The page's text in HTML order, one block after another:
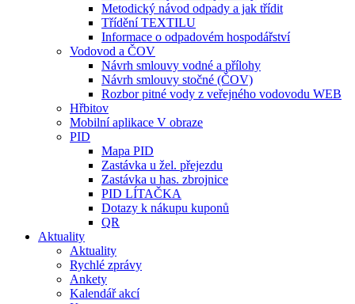
Metodický návod odpady a jak třídit
Třídění TEXTILU
Informace o odpadovém hospodářství
Vodovod a ČOV
Návrh smlouvy vodné a přílohy
Návrh smlouvy stočné (ČOV)
Rozbor pitné vody z veřejného vodovodu WEB
Hřbitov
Mobilní aplikace V obraze
PID
Mapa PID
Zastávka u žel. přejezdu
Zastávka u has. zbrojnice
PID LÍTAČKA
Dotazy k nákupu kuponů
QR
Aktuality
Aktuality
Rychlé zprávy
Ankety
Kalendář akcí